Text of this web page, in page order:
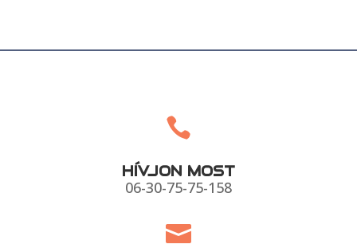

HÍVJON MOST
06-30-75-75-158
